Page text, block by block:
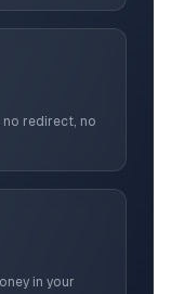
no redirect, no
in your